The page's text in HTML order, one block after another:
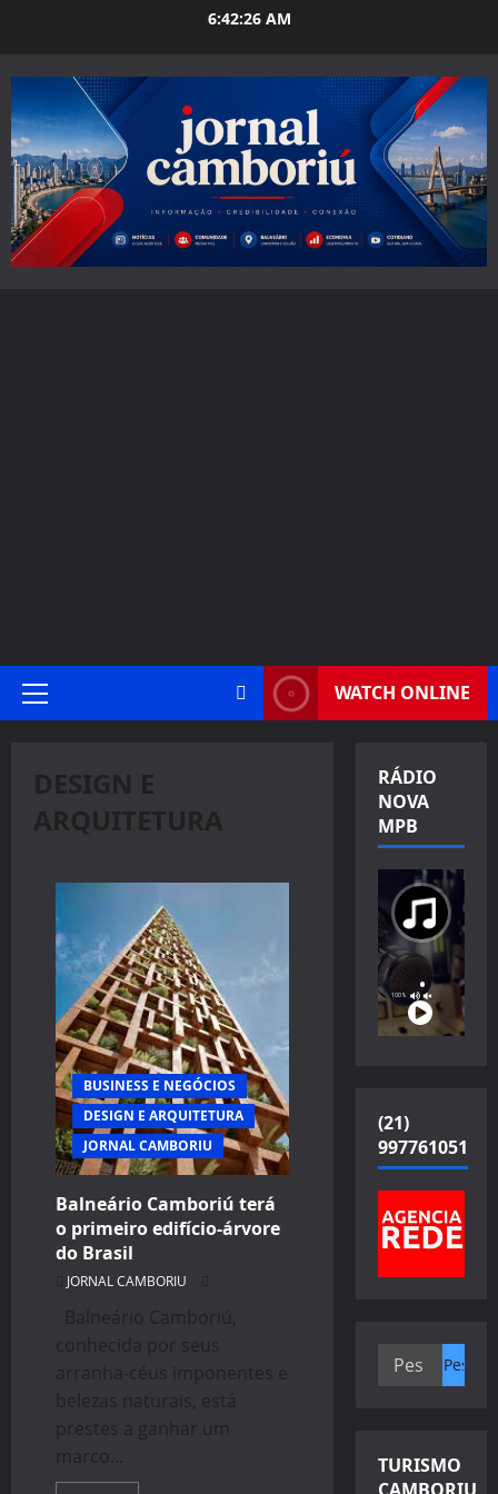
6:42:27 AM
Primary
WATCH ONLINE
DESIGN E
ARQUITETURA
BUSINESS E NEGÓCIOS
DESIGN E ARQUITETURA
JORNAL CAMBORIU
Balneário Camboriú terá
o primeiro edifício-árvore
do Brasil
JORNAL CAMBORIU
Balneário Camboriú,
conhecida por seus
arranha-céus imponentes e
belezas naturais, está
prestes a ganhar um
marco...
RÁDIO
NOVA
MPB
(21)
997761051
Pesquisar
TURISMO